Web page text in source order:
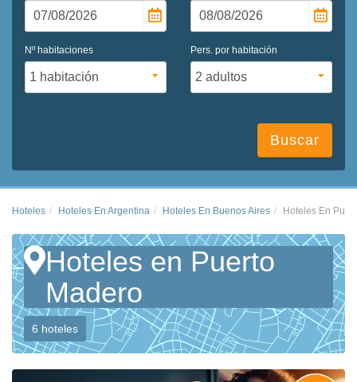
Nº habitaciones Pers. por habitación
Buscar
Hoteles Hoteles En Argentina Hoteles En Buenos Aires Hoteles En
Hoteles en Puerto
Madero
6 hoteles